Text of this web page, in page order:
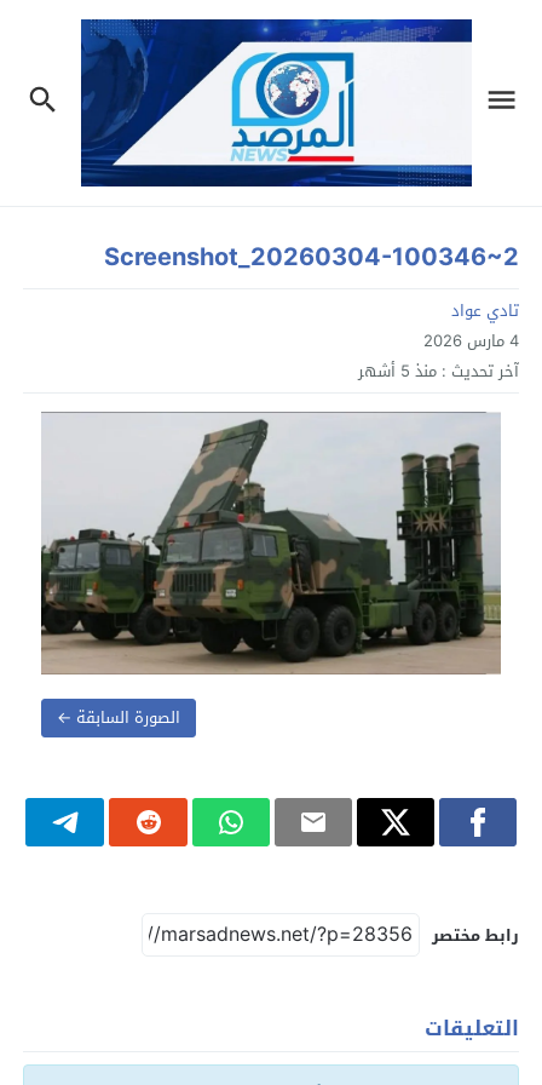
Screenshot_20260304-100346~2
تادي عواد
4 مارس 2026
آخر تحديث : منذ 5 أشهر
الصورة السابقة ←
رابط مختصر
التعليقات